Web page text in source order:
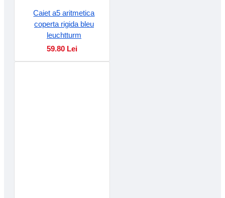
Caiet a5 aritmetica
coperta rigida bleu
leuchtturm
59.80 Lei